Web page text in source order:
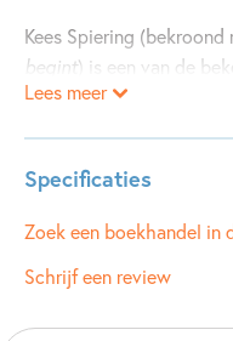
Kees Spiering
begint) is een van de
Nederland.Nog lang
poëtische illustraties.
eerder gepubliceerde
Lees meer
Specificaties
Leeftijdsindicatie: 15
ISBN:
9789021039756
Zoek een boekhandel in
Schrijf een review